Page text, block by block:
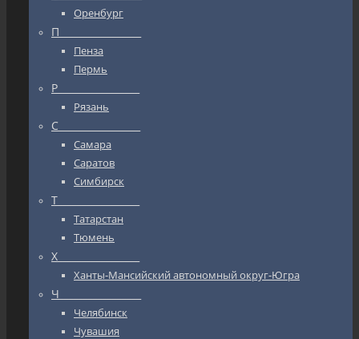
Оренбург
П_________________
Пенза
Пермь
Р_________________
Рязань
С_________________
Самара
Саратов
Симбирск
Т_________________
Татарстан
Тюмень
Х_________________
Ханты-Мансийский автономный округ-Югра
Ч_________________
Челябинск
Чувашия